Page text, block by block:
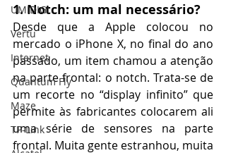
UMIDIGI
Vertu
Internet
Quantum Fly
Maze
TP-Link
1. Notch: um mal necessário?
Desde que a Apple colocou no
mercado o iPhone X, no final do ano
passado, um item chamou a atenção
na parte frontal: o notch. Trata-se de
um recorte no “display infinito” que
permite às fabricantes colocarem ali
uma série de sensores na parte
frontal. Muita gente estranhou, muita